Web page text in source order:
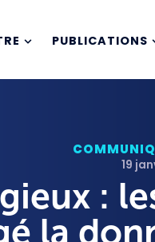
PUBLICATIONS
19
:
la